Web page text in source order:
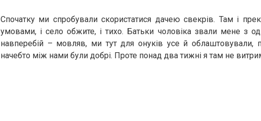
Спочатку ми спробували скористатися дачею свекрів. Там і
умовами, і село обжите, і тихо. Батьки чоловіка звали мене з
навперебій – мовляв, ми тут для онуків усе й облаштовували,
начебто між нами були добрі. Проте понад два тижні я там не